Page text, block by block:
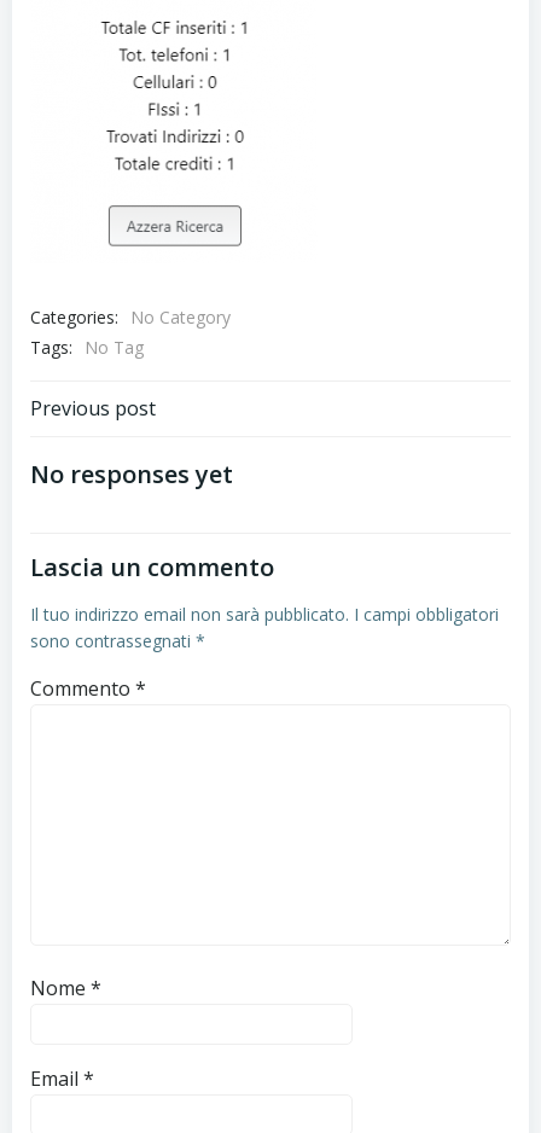
Categories:
No Category
Tags:
No Tag
Navigazione
articoli
Previous post
No responses yet
Lascia un commento
Il tuo indirizzo email non sarà pubblicato. I campi obbligatori
sono contrassegnati *
Commento *
Nome *
Email *